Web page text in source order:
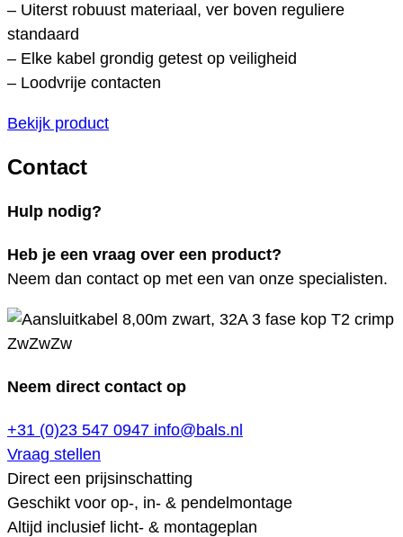
– Uiterst robuust materiaal, ver boven reguliere
standaard
– Elke kabel grondig getest op veiligheid
– Loodvrije contacten
Bekijk product
Contact
Hulp nodig?
Heb je een vraag over een product?
Neem dan contact op met een van onze specialisten.
Neem direct contact op
+31 (0)23 547 0947 info@bals.nl
Vraag stellen
Direct een prijsinschatting
Geschikt voor op-, in- & pendelmontage
Altijd inclusief licht- & montageplan